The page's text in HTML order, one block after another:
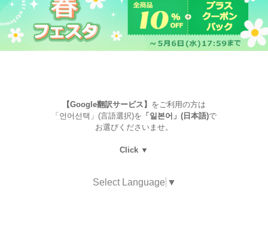
【Google翻訳サービス】 をご利用の方は
「언어선택」(言語選択)を 「일본어」(日本語)で
お選びくださいませ。
Click ▼
Select Language ▼